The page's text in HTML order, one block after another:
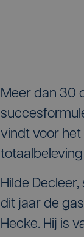
Meer dan 30
vindt voor
Hilde
dit jaar de
Hecke. Hij is